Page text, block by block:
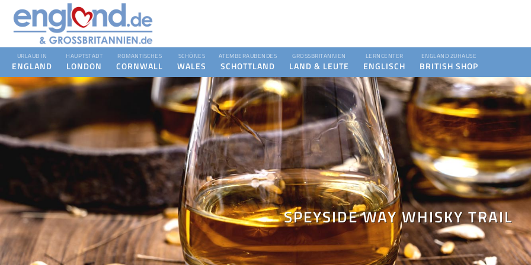
URLAUB IN
ENGLAND
HAUPTSTADT
LONDON
ROMANTISCHES
CORNWALL
SCHÖNES
WALES
ATEMBERAUBENDES
SCHOTTLAND
GROSSBRITANNIEN
LAND & LEUTE
LERNCENTER
ENGLISCH
ENGLAND ZUHAUSE
BRITISH SHOP
SPEYSIDE WAY WHISKY TRAIL